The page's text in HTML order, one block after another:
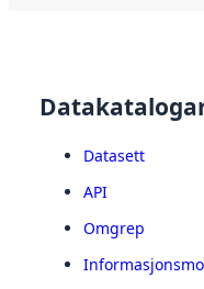
Datasett
API
Omgrep